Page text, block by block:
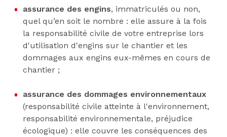
assurance des engins, immatriculés ou non,
quel qu’en soit le nombre : elle assure à la fois
la responsabilité civile de votre entreprise lors
d'utilisation d'engins sur le chantier et les
dommages aux engins eux-mêmes en cours de
chantier ;
assurance des dommages environnementaux
(responsabilité civile atteinte à l'environnement,
responsabilité environnementale, préjudice
écologique) : elle couvre les conséquences des